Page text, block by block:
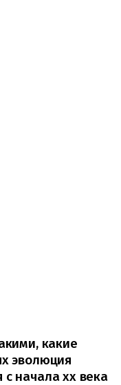
какие
эволюция
начала xx века